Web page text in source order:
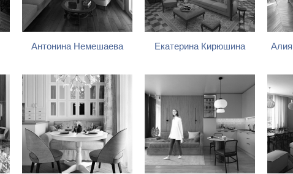
Антонина Немешаева Екатерина Кирюшина